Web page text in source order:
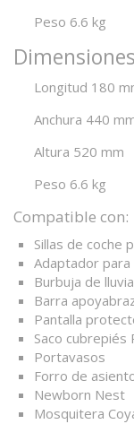
Peso 6.6 kg
Longitud 180
Anchura 440
Altura 520 mm
Peso 6.6 kg
Compatible con:
Sillas de coche
Adaptador
Burbuja de
Barra
Pantalla
Saco cubrepiés
Portavasos
Forro de
Newborn Nest
Mosquitera